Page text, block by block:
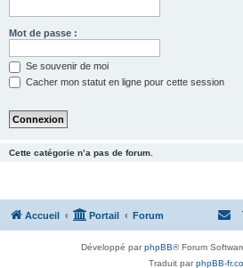
Mot de passe :
Se souvenir de moi
Cacher mon statut en ligne pour cette session
Cette catégorie n’a pas de forum.
Accueil Portail Forum
Développé parphpBB® Forum
Traduit parphpBB-